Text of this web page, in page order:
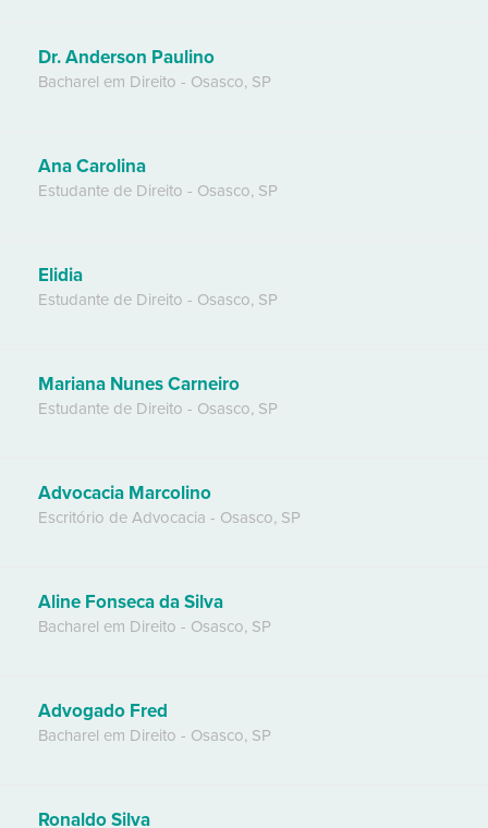
Dr. Anderson Paulino
Bacharel em Direito - Osasco, SP
Ana Carolina
Estudante de Direito - Osasco, SP
Elidia
Estudante de Direito - Osasco, SP
Mariana Nunes Carneiro
Estudante de Direito - Osasco, SP
Advocacia Marcolino
Escritório de Advocacia - Osasco, SP
Aline Fonseca da Silva
Bacharel em Direito - Osasco, SP
Advogado Fred
Bacharel em Direito - Osasco, SP
Ronaldo Silva